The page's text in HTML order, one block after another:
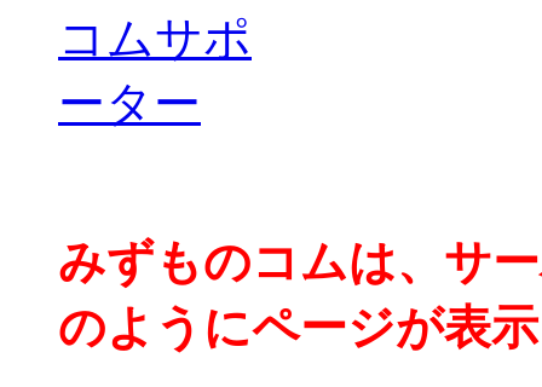
みずものコムは、サ
のようにページが表